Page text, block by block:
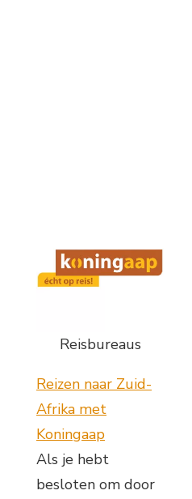
Reisbureaus
Reizen naar Zuid-
Afrika met
Koningaap
Als je hebt
besloten om door